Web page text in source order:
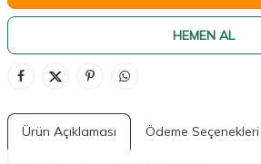
HEMEN AL
Ürün Açıklaması Ödeme Seçenekleri